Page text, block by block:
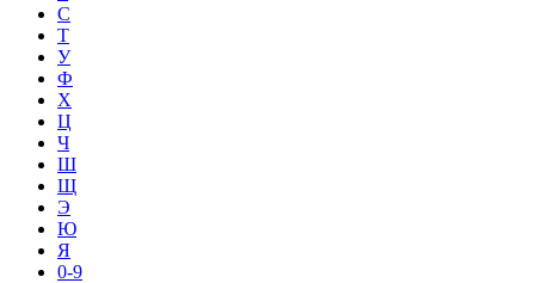
С
Т
У
Ф
Х
Ц
Ч
Ш
Щ
Э
Ю
Я
0-9